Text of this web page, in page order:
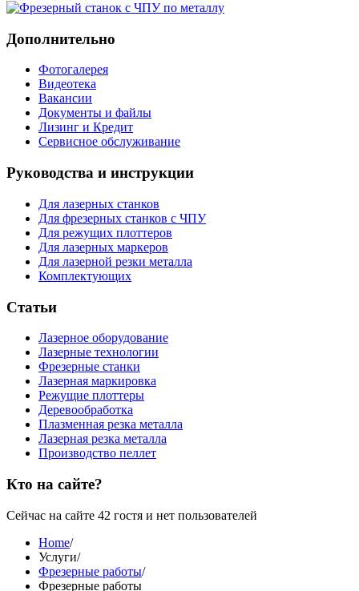
Дополнительно
Фотогалерея
Видеотека
Вакансии
Документы и файлы
Лизинг и Кредит
Сервисное обслуживание
Руководства и инструкции
Для лазерных станков
Для фрезерных станков с ЧПУ
Для режущих плоттеров
Для лазерных маркеров
Для лазерной резки металла
Комплектующих
Статьи
Лазерное оборудование
Лазерные технологии
Фрезерные станки
Лазерная маркировка
Режущие плоттеры
Деревообработка
Плазменная резка металла
Лазерная резка металла
Производство пеллет
Кто на сайте?
Сейчас на сайте 42 гостя и нет пользователей
Home/
Услуги/
Фрезерные работы/
Фрезерные работы